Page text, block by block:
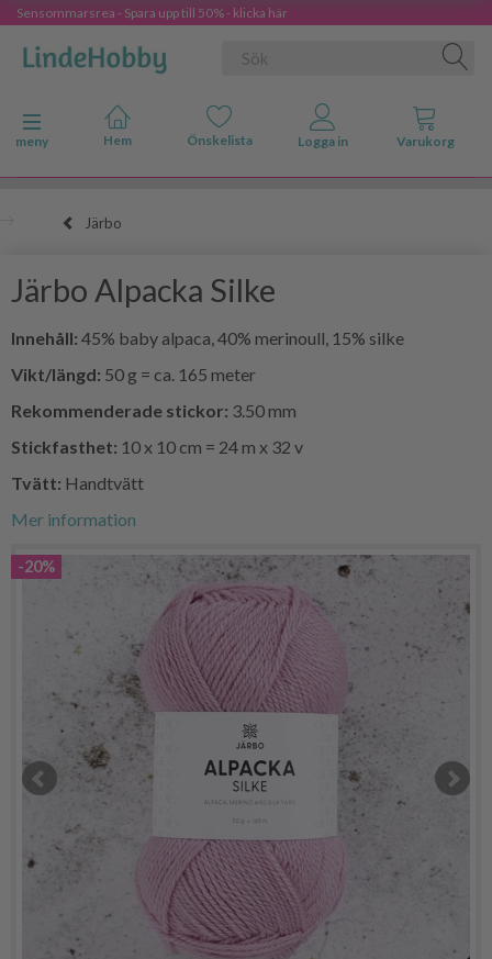
Sensommarsrea - Spara upp till 50% - klicka här
Ändra navigering
meny
Järbo
Järbo Alpacka Silke
Innehåll: 45% baby alpaca, 40% merinoull, 15% silke
Vikt/längd: 50 g = ca. 165 meter
Rekommenderade stickor: 3.50 mm
Stickfasthet: 10 x 10 cm = 24 m x 32 v
Tvätt: Handtvätt
Mer information
-20%